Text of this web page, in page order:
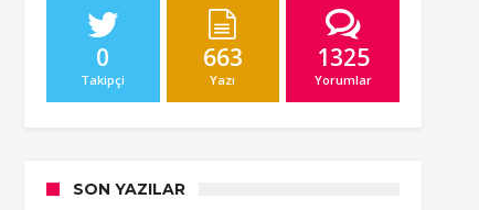
0
Takipçi
663
Yazı
1325
Yorumlar
SON YAZILAR